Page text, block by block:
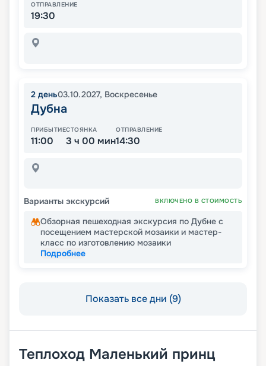
ОТПРАВЛЕНИЕ
19:30
2 день03.10.2027, Воскресенье
Дубна
ПРИБЫТИЕ
11:00
СТОЯНКА
3 ч 00 мин
ОТПРАВЛЕНИЕ
14:30
Варианты экскурсий ВКЛЮЧЕНО В СТОИМОСТЬ
Обзорная пешеходная экскурсия по Дубне с
посещением мастерской мозаики и мастер-
класс по изготовлению мозаики
Подробнее
Показать все дни (9)
Теплоход Маленький принц